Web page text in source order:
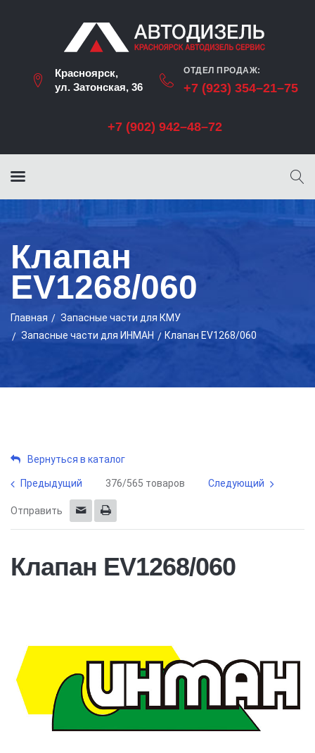
Красноярск,
ул. Затонская, 36
ОТДЕЛ ПРОДАЖ:
+7 (923) 354–21–75
+7 (902) 942–48–72
Клапан
EV1268/060
Главная
Запасные части для КМУ
Запасные части для ИНМАН
Клапан EV1268/060
Вернуться в каталог
Предыдущий 376/565 товаров Следующий
Отправить
Клапан EV1268/060